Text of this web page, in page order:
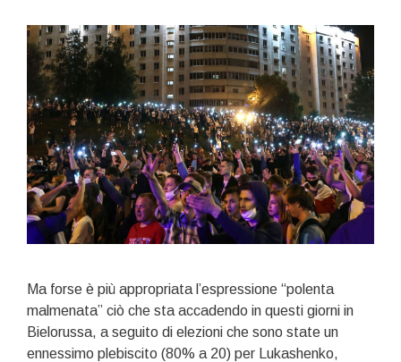
Ma forse è più appropriata l’espressione “polenta
malmenata” ciò che sta accadendo in questi giorni in
Bielorussa, a seguito di elezioni che sono state un
ennessimo plebiscito (80% a 20) per Lukashenko,